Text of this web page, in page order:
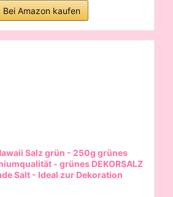
Bei Amazon kaufen
Salz grün - 250g grünes
- grünes DEKORSALZ
Salt - Ideal zur Dekoration